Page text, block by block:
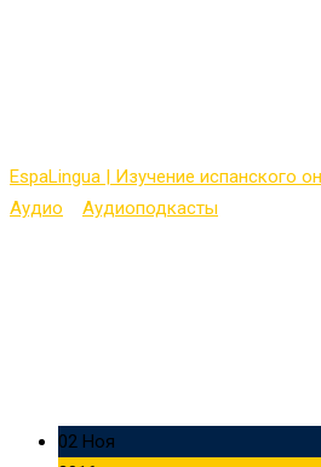
EspaLingua | Изучение испанского
Аудио
Аудиоподкасты
02 Ноя